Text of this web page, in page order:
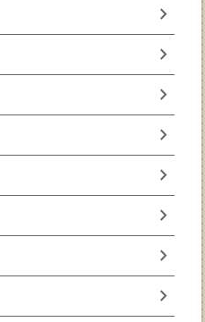
chevron_right
chevron_right
chevron_right
chevron_right
chevron_right
chevron_right
chevron_right
chevron_right